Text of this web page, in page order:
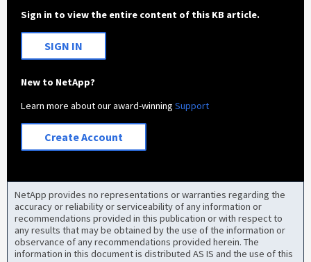
Sign in to view the entire content of this KB article.
SIGN IN
New to NetApp?
Learn more about our award-winningSupport
Create Account
NetApp provides no representations or warranties regarding the
accuracy or reliability or serviceability of any information or
recommendations provided in this publication or with respect to
any results that may be obtained by the use of the information or
observance of any recommendations provided herein. The
information in this document is distributed AS IS and the use of this